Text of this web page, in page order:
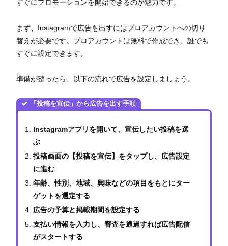
すぐにプロモーションを開始できるのが魅力です。
まず、Instagramで広告を出すにはプロアカウントへの切り
替えが必要です。プロアカウントは無料で作成でき、誰でも
すぐに設定できます。
準備が整ったら、以下の流れで広告を設定しましょう。
「投稿を宣伝」から広告を出す手順
Instagramアプリを開いて、宣伝したい投稿を選
ぶ
投稿画面の【投稿を宣伝】をタップし、広告設定
に進む
年齢、性別、地域、興味などの項目をもとにター
ゲットを選定する
広告の予算と掲載期間を設定する
支払い情報を入力し、審査を通過すれば広告配信
がスタートする